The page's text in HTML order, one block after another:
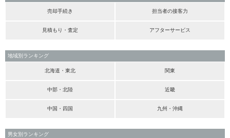
売却手続き 担当者の接客力
見積もり・査定 アフターサービス
地域別ランキング
北海道・東北 関東
中部・北陸 近畿
中国・四国 九州・沖縄
男女別ランキング